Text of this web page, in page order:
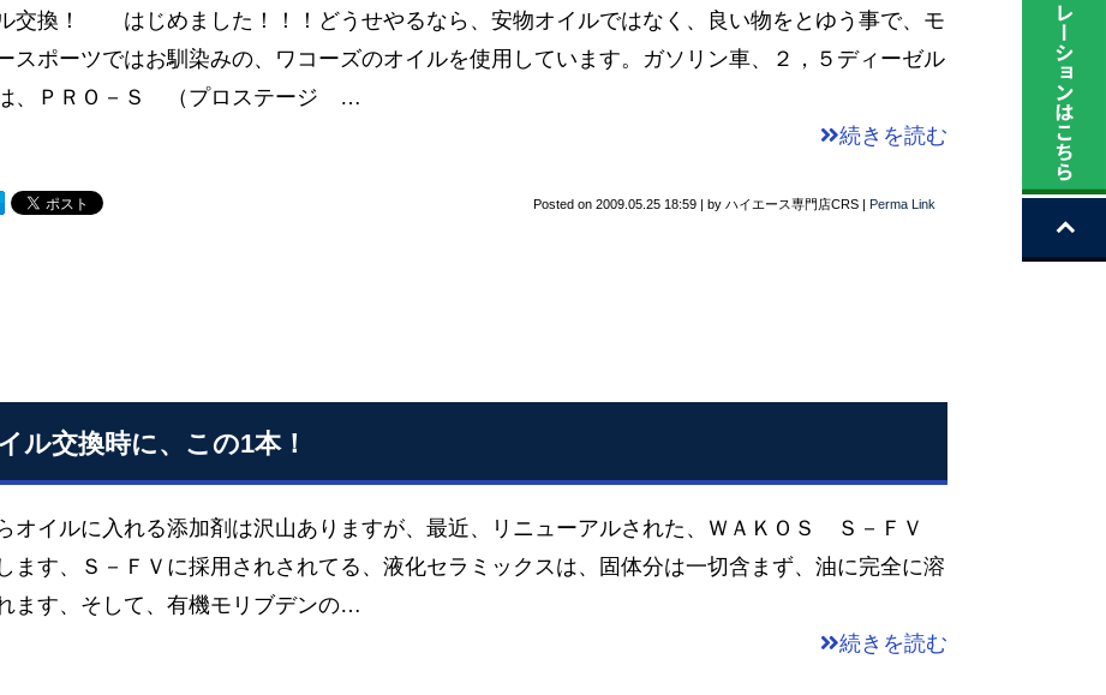
交換！ はじめました！！！どうせやるなら、安物オイルではなく、良い物をとゆう事で、モ
スポーツではお馴染みの、ワコーズのオイルを使用しています。ガソリン車、２，５ディーゼル
、ＰＲＯ－Ｓ （プロステージ …
続きを読む
Posted on 2009.05.25 18:59 | by ハイエース専門店CRS | Perma Link
ル交換時に、この1本！
オイルに入れる添加剤は沢山ありますが、最近、リニューアルされた、ＷＡＫＯＳ Ｓ－ＦＶ
ます、Ｓ－ＦＶに採用されされてる、液化セラミックスは、固体分は一切含まず、油に完全に溶
ます、そして、有機モリブデンの…
続きを読む